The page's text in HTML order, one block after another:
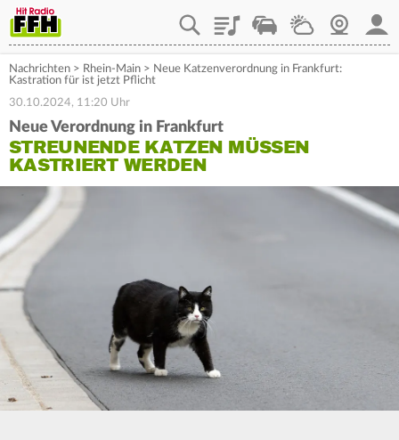
PlaylistStaupilotWetterWebcam
Nachrichten > Rhein-Main > Neue Katzenverordnung in Frankfurt:
Kastration für ist jetzt Pflicht
30.10.2024, 11:20 Uhr
Neue Verordnung in Frankfurt
STREUNENDE KATZEN MÜSSEN
KASTRIERT WERDEN